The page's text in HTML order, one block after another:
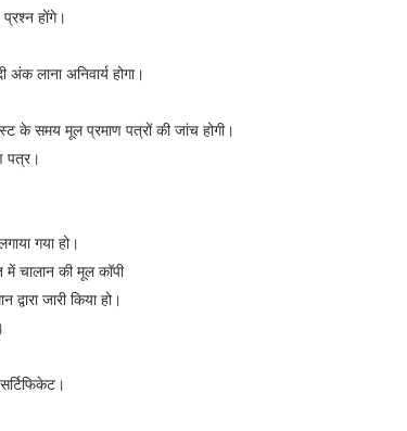
होंगे।
लाना अनिवार्य होगा।
के समय मूल प्रमाण पत्रों की जांच होगी।
पत्र।
गया हो।
चालान की मूल कॉपी
जारी किया हो।